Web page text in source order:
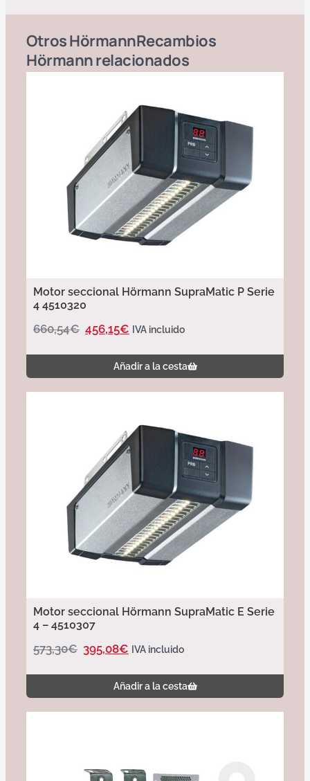
OtrosHörmannRecambios
Hörmannrelacionados
Motor seccional Hörmann SupraMatic P Serie
4 4510320
660,54€ 456,15€ IVA incluido
Añadir a la cesta
Motor seccional Hörmann SupraMatic E Serie
4 – 4510307
573,30€ 395,08€ IVA incluido
Añadir a la cesta